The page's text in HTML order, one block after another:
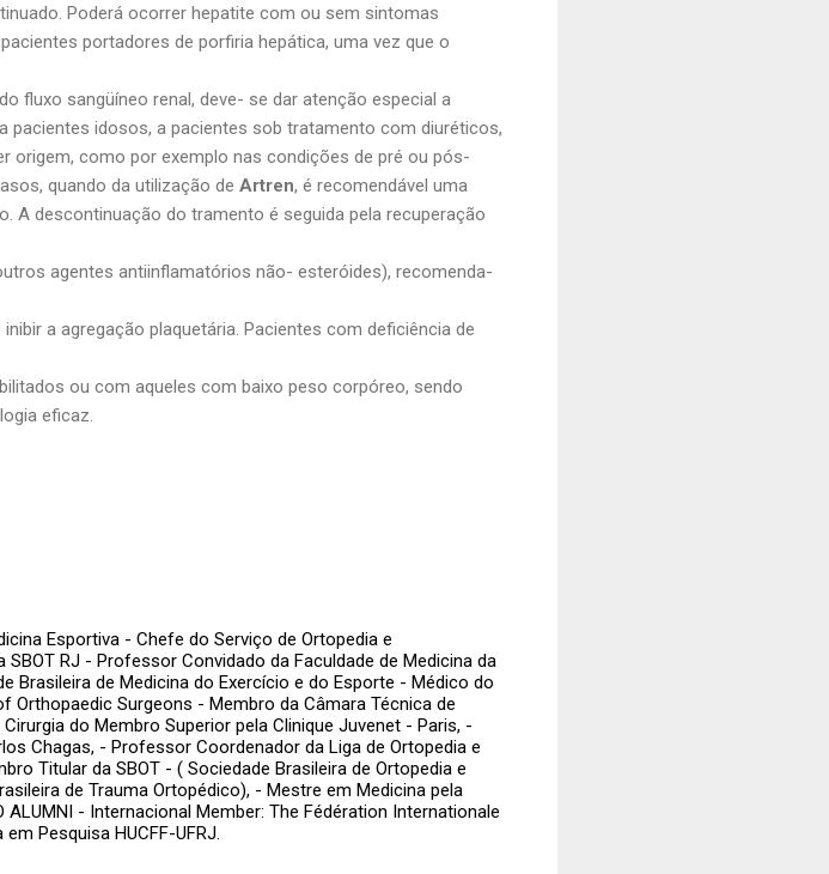
Poderá ocorrer hepatite com ou sem sintomas
portadores de porfiria hepática, uma vez que o
fluxo sangüíneo renal, deve- se dar atenção especial a
pacientes idosos, a pacientes sob tratamento com diuréticos,
origem, como por exemplo nas condições de pré ou pós-
quando da utilização de Artren, é recomendável uma
A descontinuação do tramento é seguida pela recuperação
agentes antiinflamatórios não- esteróides), recomenda-
a agregação plaquetária. Pacientes com deficiência de
ou com aqueles com baixo peso corpóreo, sendo
eficaz.
Esportiva - Chefe do Serviço de Ortopedia e
RJ - Professor Convidado da Faculdade de Medicina da
Brasileira de Medicina do Exercício e do Esporte - Médico do
Orthopaedic Surgeons - Membro da Câmara Técnica de
do Membro Superior pela Clinique Juvenet - Paris, -
Chagas, - Professor Coordenador da Liga de Ortopedia e
Titular da SBOT - ( Sociedade Brasileira de Ortopedia e
de Trauma Ortopédico), - Mestre em Medicina pela
- Internacional Member: The Fédération Internationale
Pesquisa HUCFF-UFRJ.